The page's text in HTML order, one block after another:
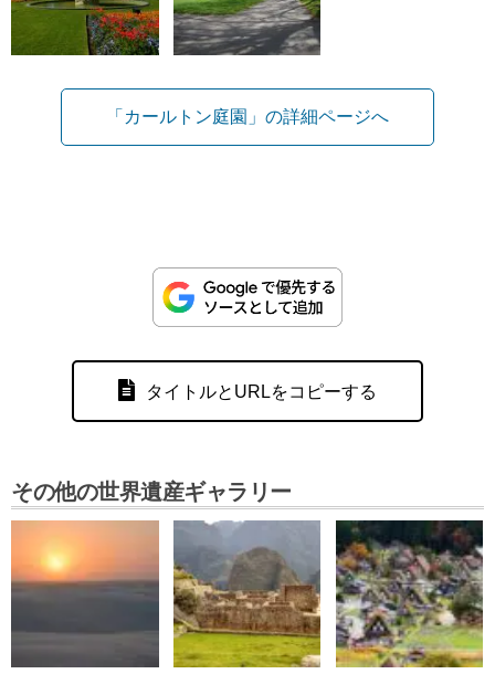
「カールトン庭園」の詳細ページへ
タイトルとURLをコピーする
その他の世界遺産ギャラリー